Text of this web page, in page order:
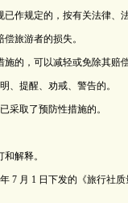
作规定的，按有关法律、
旅游者的损失。
的，可以减轻或免除其赔
、提醒、劝戒、警告的。
采取了预防性措施的。
解释。
7 月 1 日下发的《旅行社